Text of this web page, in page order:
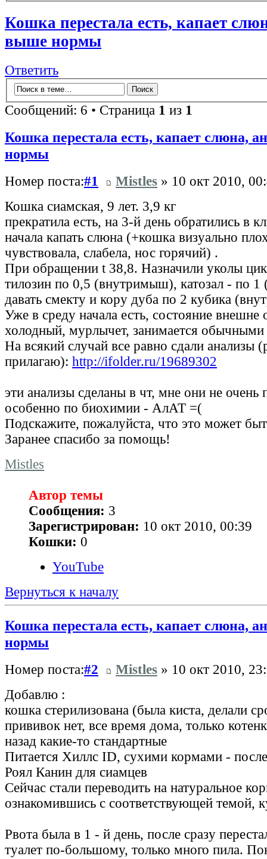
Кошка перестала есть, капает
выше нормы
Ответить
Сообщений: 6 • Страница 1 из 1
Кошка перестала есть, капает слюна,
нормы
Номер поста:#1 Mistles » 10 окт 2010,
Кошка сиамская, 9 лет. 3,9 кг
прекратила есть, на 3-й день обратились в
начала капать слюна (+кошка визуально
чувствовала, слабела, нос горячий) .
При обращении t 38,8. Назначили уколы
тилозин по 0,5 (внутримыш), катозал - по 1
давать смекту и кору дуба по 2 кубика
Уже в среду начала есть, состояние внешне
холодный, мурлычет, занимается обычными
На всякий случай все равно сдали анализы
прилагаю): http://ifolder.ru/19689302
эти анализы сделаны в чт, мне они не очень
особенно по биохимии - АлАТ =(
Подскажите, пожалуйста, что это может
Заранее спасибо за помощь!
Mistles
Автор темы
Сообщения: 3
Зарегистрирован: 10 окт 2010, 00:39
Кошки: 0
YouTube
Вернуться к началу
Кошка перестала есть, капает слюна,
нормы
Номер поста:#2 Mistles » 10 окт 2010,
Добавлю :
кошка стерилизована (была киста, делали
прививок нет, все время дома, только
назад какие-то стандартные
Питается Хиллс ID, сухими кормами -
Роял Канин для сиамцев
Сейчас стали переводить на натуральное
ознакомившись с соответствующей темой,
Рвота была в 1 - й день, после сразу
туалет по-большому, только много пила.